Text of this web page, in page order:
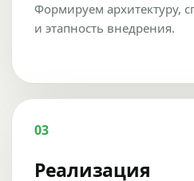
Формируем архитектуру,
и этапность внедрения.
03
Реализация